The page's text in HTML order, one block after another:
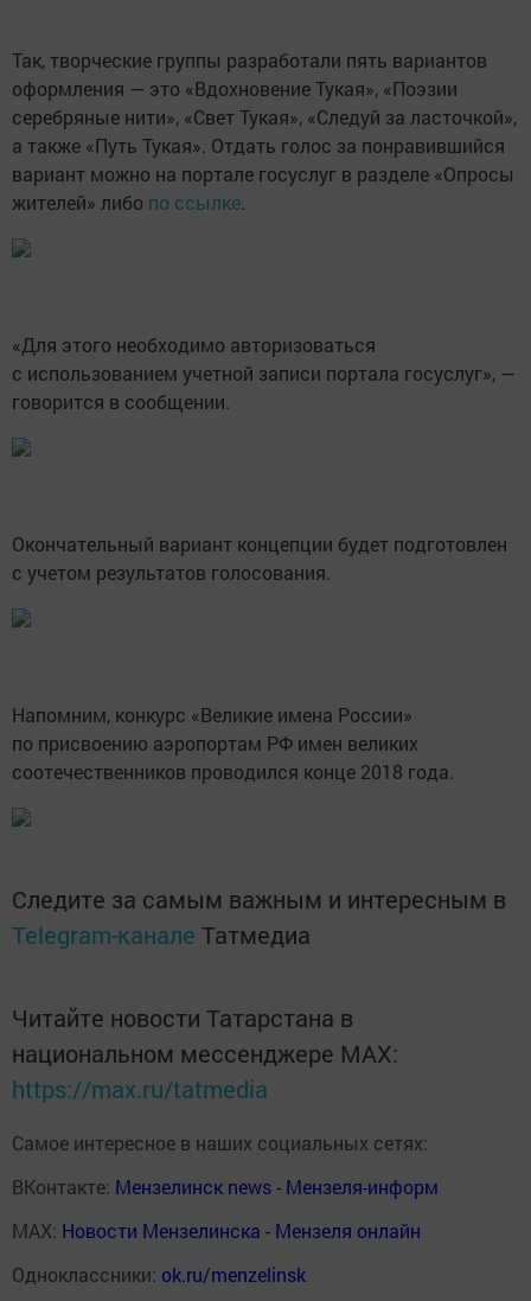
Так, творческие группы разработали пять вариантов
оформления — это «Вдохновение Тукая», «Поэзии
серебряные нити», «Свет Тукая», «Следуй за ласточкой»,
а также «Путь Тукая». Отдать голос за понравившийся
вариант можно на портале госуслуг в разделе «Опросы
жителей» либо по ссылке.
«Для этого необходимо авторизоваться
с использованием учетной записи портала госуслуг», —
говорится в сообщении.
Окончательный вариант концепции будет подготовлен
с учетом результатов голосования.
Напомним, конкурс «Великие имена России»
по присвоению аэропортам РФ имен великих
соотечественников проводился конце 2018 года.
Следите за самым важным и интересным в
Telegram-канале Татмедиа
Читайте новости Татарстана в
национальном мессенджере MАХ:
https://max.ru/tatmedia
Самое интересное в наших социальных сетях:
ВКонтакте: Мензелинск news - Мензеля-информ
MAX: Новости Мензелинска - Мензеля онлайн
Одноклассники: ok.ru/menzelinsk